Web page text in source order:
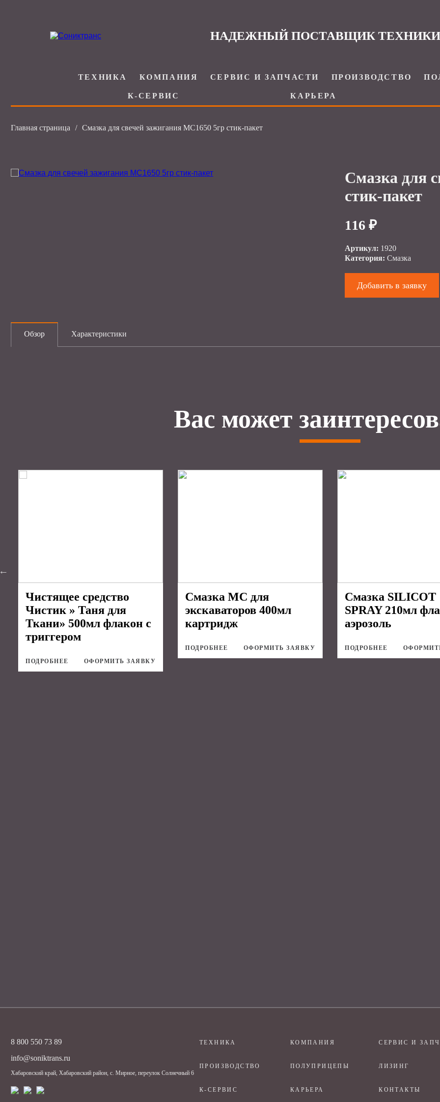
НАДЕЖНЫЙ ПОСТАВЩИК ТЕХНИКИ
ТЕХНИКА КОМПАНИЯ СЕРВИС И ЗАПЧАСТИ ПРОИЗВОДСТВО
К-СЕРВИС КАРЬЕРА
Главная страница / Смазка для свечей зажигания МС1650 5гр стик-пакет
Смазка для
стик-пакет
116 ₽
Артикул: 1920
Категория: Смазка
Добавить в заявку
Обзор Характеристики
Вас может
Чистящее средство
Чистик » Таня для
Ткани» 500мл флакон с
триггером
ПОДРОБНЕЕ ОФОРМИТЬ ЗАЯВКУ
Смазка МС для
экскаваторов 400мл
картридж
ПОДРОБНЕЕ ОФОРМИТЬ ЗАЯВКУ
Смазка SILICOT
SPRAY 210мл
аэрозоль
ПОДРОБНЕЕ
8 800 550 73 89
info@soniktrans.ru
Хабаровский край, Хабаровский район, с. Мирное, переулок Солнечный 6
ТЕХНИКА КОМПАНИЯ СЕРВИС И
ПРОИЗВОДСТВО ПОЛУПРИЦЕПЫ ЛИЗИНГ
К-СЕРВИС КАРЬЕРА КОНТАКТЫ